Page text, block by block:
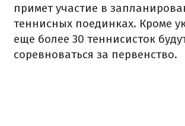
примет участие в
теннисных поединках. Кроме
еще более 30 теннисисток
соревноваться за первенство.